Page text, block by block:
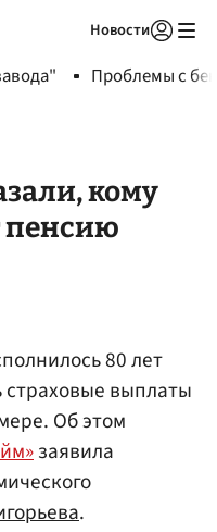
Новости
Проблемы с
кому
пенсию
80 лет
страховые выплаты
Об этом
заявила
.